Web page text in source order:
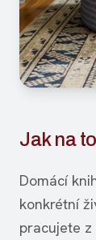
Jak na
Domácí
konkrétní
pracujete